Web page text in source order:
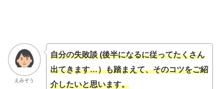
えみぞう
自分の失敗談(後半になるに従ってたくさん
出てきます…）も踏まえて、そのコツをご紹
介したいと思います。